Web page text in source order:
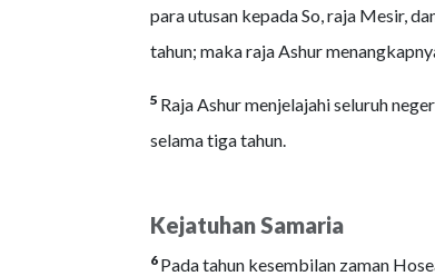
para utusan kepada So, raja Mesir,
tahun; maka raja Ashur
5 Raja Ashur menjelajahi seluruh
selama tiga tahun.
Kejatuhan Samaria
6 Pada tahun kesembilan zaman